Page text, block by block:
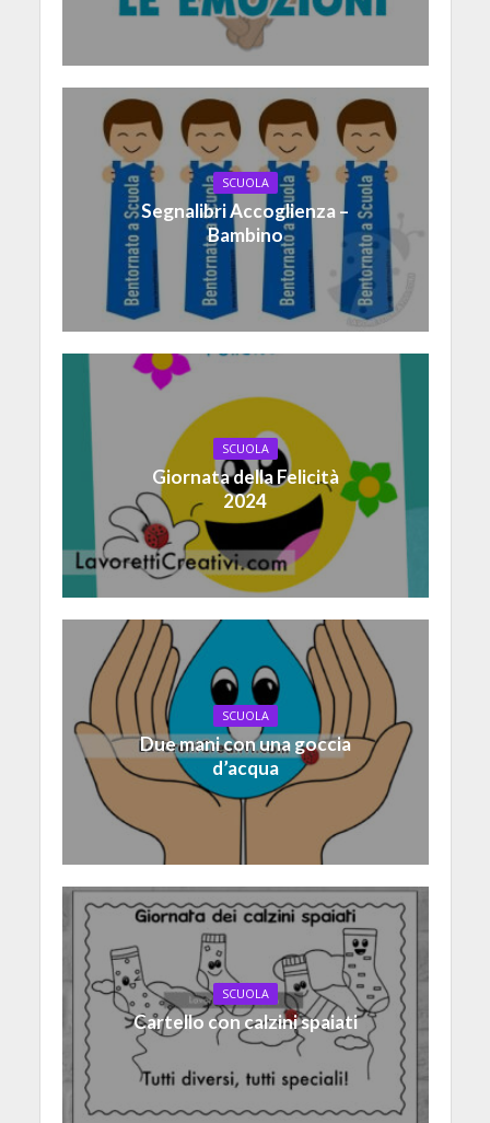
SCUOLA
Segnalibri Accoglienza –
Bambino
SCUOLA
Giornata della Felicità
2024
SCUOLA
Due mani con una goccia
d’acqua
SCUOLA
Cartello con calzini spaiati